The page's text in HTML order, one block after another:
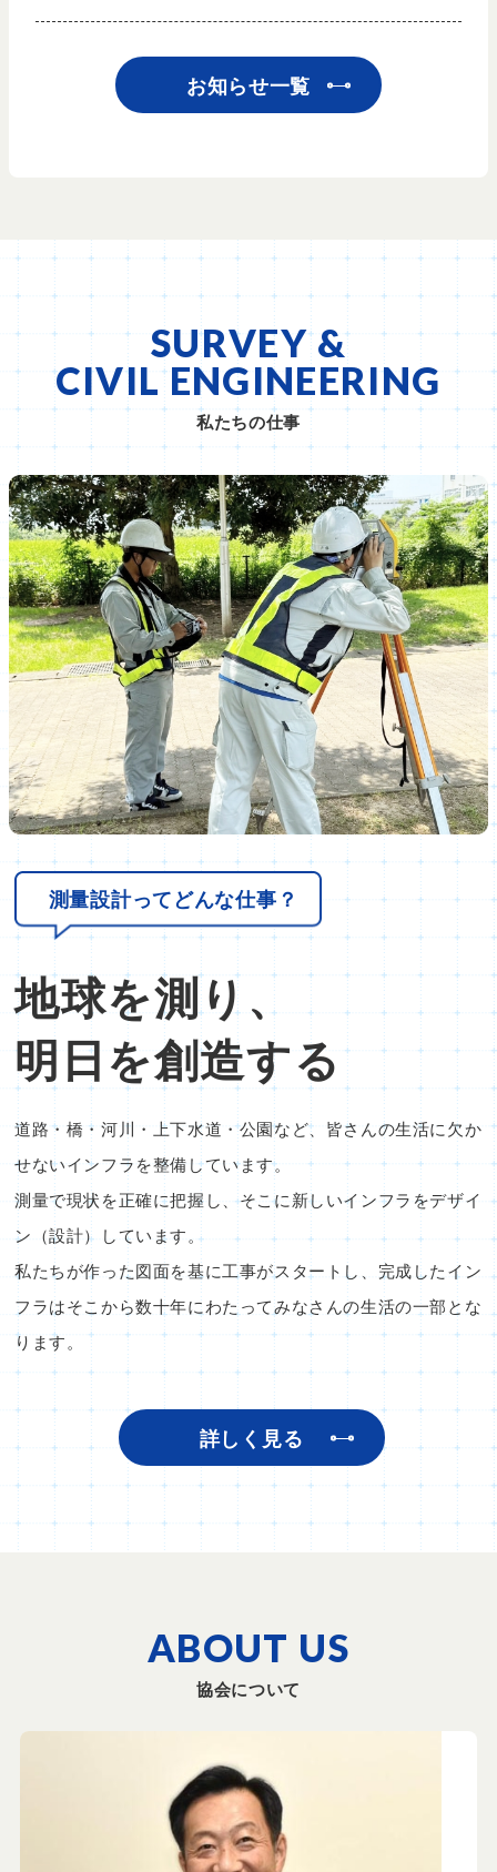
お知らせ一覧
SURVEY &
CIVIL ENGINEERING
私たちの仕事
測量設計ってどんな仕事？
地球を測り、
明日を創造する
道路・橋・河川・上下水道・公園など、皆さんの生活に欠か
せないインフラを整備しています。
測量で現状を正確に把握し、そこに新しいインフラをデザイ
ン（設計）しています。
私たちが作った図面を基に工事がスタートし、完成したイン
フラはそこから数十年にわたってみなさんの生活の一部とな
ります。
詳しく見る
ABOUT US
協会について